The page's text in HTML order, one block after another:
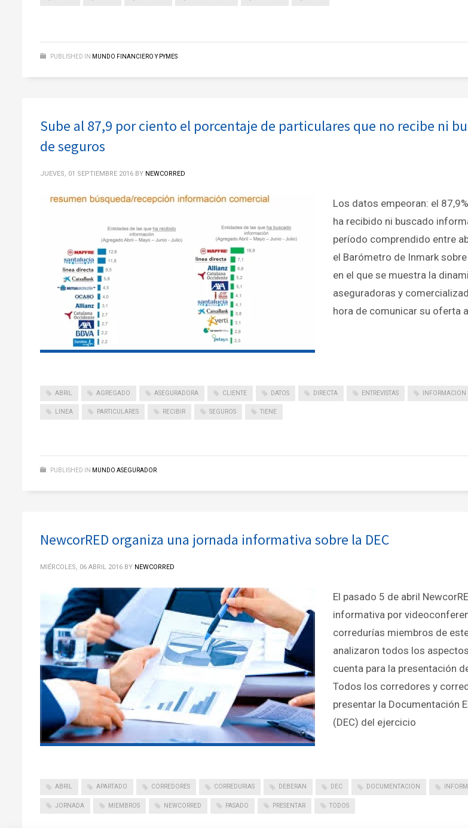
PUBLISHED IN MUNDO FINANCIERO Y PYMES
Sube al 87,9 por ciento el porcentaje de particulares que no recibe ni
de seguros
JUEVES, 01 SEPTIEMBRE 2016 BY NEWCORRED
Los datos empeoran: el
ha recibido ni buscado
período comprendido entre
el Barómetro de Inmark
en el que se muestra la
aseguradoras y
hora de comunicar su oferta a
ABRIL AGREGADO ASEGURADORA CLIENTE DATOS DIRECTA ENTREVISTAS INFORMACION
LINEA PARTICULARES RECIBIR SEGUROS TIENE
PUBLISHED IN MUNDO ASEGURADOR
NewcorRED organiza una jornada informativa sobre la DEC
MIÉRCOLES, 06 ABRIL 2016 BY NEWCORRED
El pasado 5 de abril
informativa por
corredurías miembros de
analizaron todos los
cuenta para la presentación
Todos los corredores y
presentar la Documentación
(DEC) del ejercicio
ABRIL APARTADO CORREDORES CORREDURIAS DEBERAN DEC DOCUMENTACION
JORNADA MIEMBROS NEWCORRED PASADO PRESENTAR TODOS